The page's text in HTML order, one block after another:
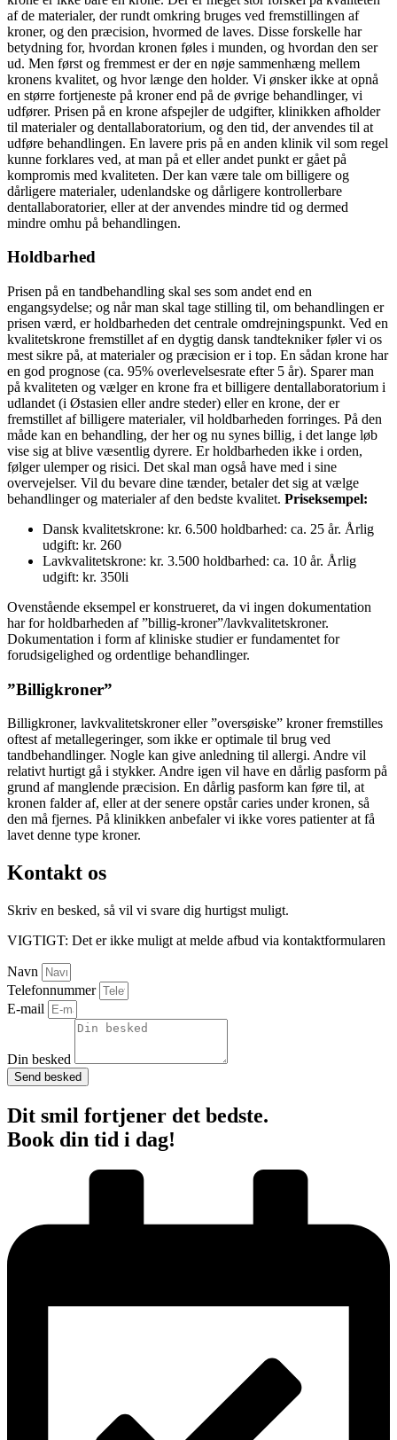
af de materialer, der rundt omkring bruges ved fremstillingen af
kroner, og den præcision, hvormed de laves. Disse forskelle har
betydning for, hvordan kronen føles i munden, og hvordan den ser
ud. Men først og fremmest er der en nøje sammenhæng mellem
kronens kvalitet, og hvor længe den holder. Vi ønsker ikke at opnå
en større fortjeneste på kroner end på de øvrige behandlinger, vi
udfører. Prisen på en krone afspejler de udgifter, klinikken afholder
til materialer og dentallaboratorium, og den tid, der anvendes til at
udføre behandlingen. En lavere pris på en anden klinik vil som regel
kunne forklares ved, at man på et eller andet punkt er gået på
kompromis med kvaliteten. Der kan være tale om billigere og
dårligere materialer, udenlandske og dårligere kontrollerbare
dentallaboratorier, eller at der anvendes mindre tid og dermed
mindre omhu på behandlingen.
Holdbarhed
Prisen på en tandbehandling skal ses som andet end en
engangsydelse; og når man skal tage stilling til, om behandlingen er
prisen værd, er holdbarheden det centrale omdrejningspunkt. Ved en
kvalitetskrone fremstillet af en dygtig dansk tandtekniker føler vi os
mest sikre på, at materialer og præcision er i top. En sådan krone har
en god prognose (ca. 95% overlevelsesrate efter 5 år). Sparer man
på kvaliteten og vælger en krone fra et billigere dentallaboratorium i
udlandet (i Østasien eller andre steder) eller en krone, der er
fremstillet af billigere materialer, vil holdbarheden forringes. På den
måde kan en behandling, der her og nu synes billig, i det lange løb
vise sig at blive væsentlig dyrere. Er holdbarheden ikke i orden,
følger ulemper og risici. Det skal man også have med i sine
overvejelser. Vil du bevare dine tænder, betaler det sig at vælge
behandlinger og materialer af den bedste kvalitet. Priseksempel:
Dansk kvalitetskrone: kr. 6.500 holdbarhed: ca. 25 år. Årlig
udgift: kr. 260
Lavkvalitetskrone: kr. 3.500 holdbarhed: ca. 10 år. Årlig
udgift: kr. 350li
Ovenstående eksempel er konstrueret, da vi ingen dokumentation
har for holdbarheden af ”billig-kroner”/lavkvalitetskroner.
Dokumentation i form af kliniske studier er fundamentet for
forudsigelighed og ordentlige behandlinger.
”Billigkroner”
Billigkroner, lavkvalitetskroner eller ”oversøiske” kroner fremstilles
oftest af metallegeringer, som ikke er optimale til brug ved
tandbehandlinger. Nogle kan give anledning til allergi. Andre vil
relativt hurtigt gå i stykker. Andre igen vil have en dårlig pasform på
grund af manglende præcision. En dårlig pasform kan føre til, at
kronen falder af, eller at der senere opstår caries under kronen, så
den må fjernes. På klinikken anbefaler vi ikke vores patienter at få
lavet denne type kroner.
Kontakt os
Skriv en besked, så vil vi svare dig hurtigst muligt.
VIGTIGT: Det er ikke muligt at melde afbud via kontaktformularen
Navn
Telefonnummer
E-mail
Din besked
Send besked
Dit smil fortjener det bedste.
Book din tid i dag!